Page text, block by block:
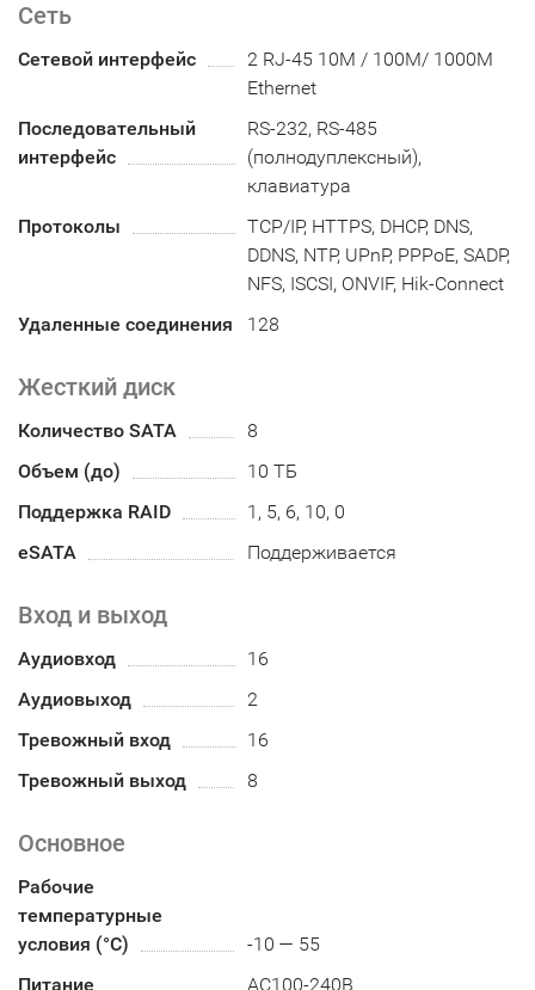
Сеть
Сетевой интерфейс
2 RJ-45 10M / 100M/ 1000M
Ethernet
Последовательный
интерфейс
RS-232, RS-485
(полнодуплексный),
клавиатура
Протоколы
TCP/IP, HTTPS, DHCP, DNS,
DDNS, NTP, UPnP, PPPoE, SADP,
NFS, ISCSI, ONVIF, Hik-Connect
Удаленные соединения
128
Жесткий диск
Количество SATA
8
Объем (до)
10 ТБ
Поддержка RAID
1, 5, 6, 10, 0
eSATA
Поддерживается
Вход и выход
Аудиовход
16
Аудиовыход
2
Тревожный вход
16
Тревожный выход
8
Основное
Рабочие
температурные
условия (°С)
-10 — 55
Питание
AC100-240B